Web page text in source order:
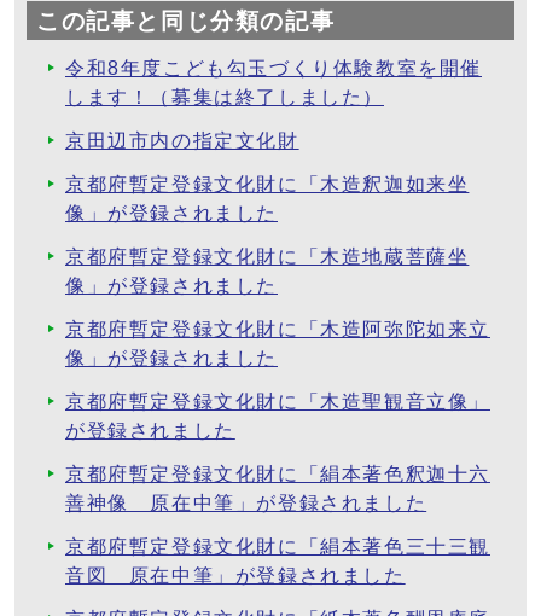
この記事と同じ分類の記事
令和8年度こども勾玉づくり体験教室を開催
します！（募集は終了しました）
京田辺市内の指定文化財
京都府暫定登録文化財に「木造釈迦如来坐
像」が登録されました
京都府暫定登録文化財に「木造地蔵菩薩坐
像」が登録されました
京都府暫定登録文化財に「木造阿弥陀如来立
像」が登録されました
京都府暫定登録文化財に「木造聖観音立像」
が登録されました
京都府暫定登録文化財に「絹本著色釈迦十六
善神像 原在中筆」が登録されました
京都府暫定登録文化財に「絹本著色三十三観
音図 原在中筆」が登録されました